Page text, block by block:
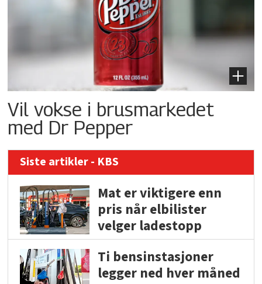
Vil vokse i brusmarkedet
med Dr Pepper
Siste artikler - KBS
Mat er viktigere enn
pris når elbilister
velger ladestopp
Ti bensinstasjoner
legger ned hver måned